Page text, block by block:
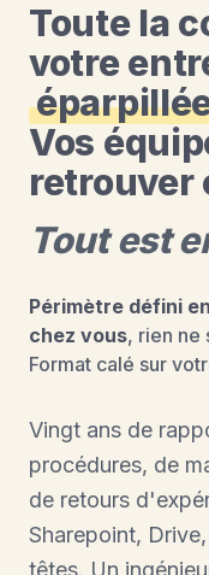
Toute la
votre
Vos
retrouver
Tout est
Périmètre défini
chez vous, rien ne
Format calé sur
Vingt ans de
procédures, de
de retours
Sharepoint,
têtes. Un